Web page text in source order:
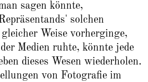
sagen könnte,
solchen
Weise vorherginge,
Medien ruhte, könnte jede
dieses Wesen wiederholen.
von Fotografie im